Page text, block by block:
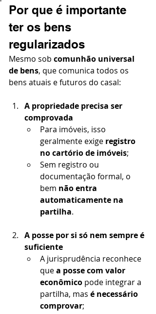
Por que é importante
ter os bens
regularizados
Mesmo sob comunhão universal
de bens, que comunica todos os
bens atuais e futuros do casal:
A propriedade precisa ser
comprovada
Para imóveis, isso
geralmente exige registro
no cartório de imóveis;
Sem registro ou
documentação formal, o
bem não entra
automaticamente na
partilha.
A posse por si só nem sempre é
suficiente
A jurisprudência reconhece
que a posse com valor
econômico pode integrar a
partilha, mas é necessário
comprovar;